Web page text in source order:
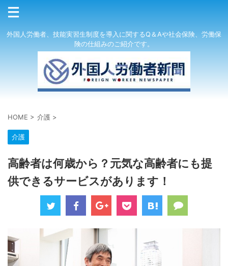
外国人労働者、技能実習生制度を導入に関するQ＆Aや社会保険、労働保
険の仕組みのご紹介です。
HOME > 介護 >
介護
高齢者は何歳から？元気な高齢者にも提
供できるサービスがあります！